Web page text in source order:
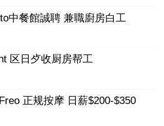
中餐館誠聘 兼職廚房白工
区日歺收厨房帮工
正规按摩 日薪$200-$350